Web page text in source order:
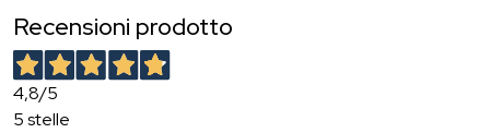
Recensioni prodotto
4,8/5
5 stelle